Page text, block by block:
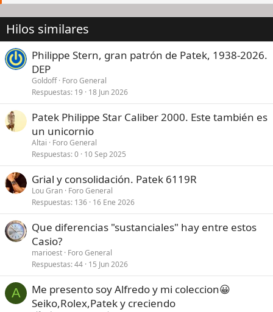
Hilos similares
Philippe Stern, gran patrón de Patek, 1938-2026.
DEP
Goldoff Foro General
Respuestas 19 18 Jun 2026
Patek Philippe Star Caliber 2000. Este también es
un unicornio
Altai
Foro General
Respuestas 0 10 Sep 2025
Grial y consolidación. Patek 6119R
Lou Gran Foro General
Respuestas 136 16 Ene 2026
Que diferencias "sustanciales" hay entre estos
Casio?
marioest Foro General
Respuestas 44 15 Jun 2026
A
Me presento soy Alfredo y mi coleccion😀
Seiko,Rolex,Patek y creciendo